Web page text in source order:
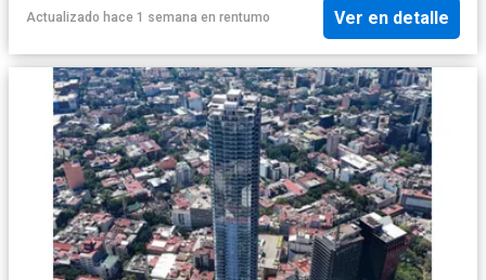
Actualizado hace 1 semana en rentumo Ver en detalle